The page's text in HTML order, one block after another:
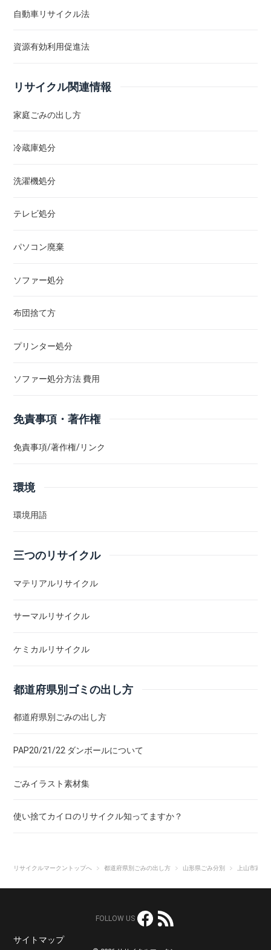
自動車リサイクル法
資源有効利用促進法
リサイクル関連情報
家庭ごみの出し方
冷蔵庫処分
洗濯機処分
テレビ処分
パソコン廃棄
ソファー処分
布団捨て方
プリンター処分
ソファー処分方法 費用
免責事項・著作権
免責事項/著作権/リンク
環境
環境用語
三つのリサイクル
マテリアルリサイクル
サーマルリサイクル
ケミカルリサイクル
都道府県別ゴミの出し方
都道府県別ごみの出し方
PAP20/21/22 ダンボールについて
ごみイラスト素材集
使い捨てカイロのリサイクル知ってますか？
リサイクルマークントップへ 都道府県別ごみの出し方 山形県ごみ分別 上山市家庭
FOLLOW US
サイトマップ